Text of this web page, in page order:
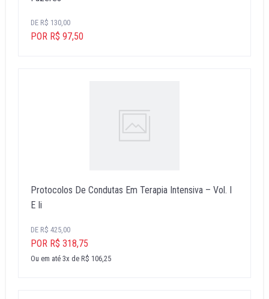
DE R$ 130,00
POR R$ 97,50
Protocolos De Condutas Em Terapia Intensiva – Vol. I
E Ii
DE R$ 425,00
POR R$ 318,75
Ou em até 3x de R$ 106,25